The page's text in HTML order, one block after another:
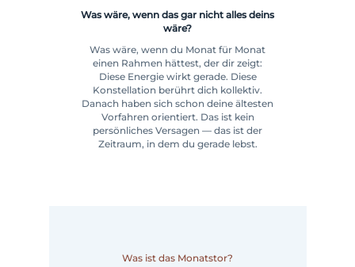
Was wäre, wenn das gar nicht alles deins
wäre?
Was wäre, wenn du Monat für Monat
einen Rahmen hättest, der dir zeigt:
Diese Energie wirkt gerade. Diese
Konstellation berührt dich kollektiv.
Danach haben sich schon deine ältesten
Vorfahren orientiert. Das ist kein
persönliches Versagen — das ist der
Zeitraum, in dem du gerade lebst.
Was ist das Monatstor?